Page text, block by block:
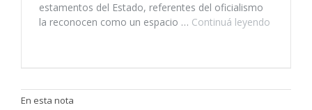
En esta nota